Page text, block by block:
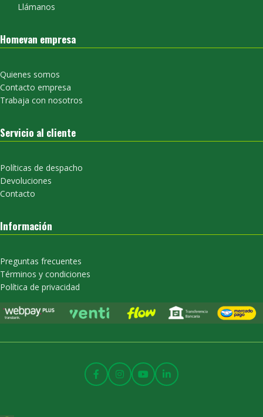
Llámanos
Homevan empresa
Quienes somos
Contacto empresa
Trabaja con nosotros
Servicio al cliente
Políticas de despacho
Devoluciones
Contacto
Información
Preguntas frecuentes
Términos y condiciones
Política de privacidad